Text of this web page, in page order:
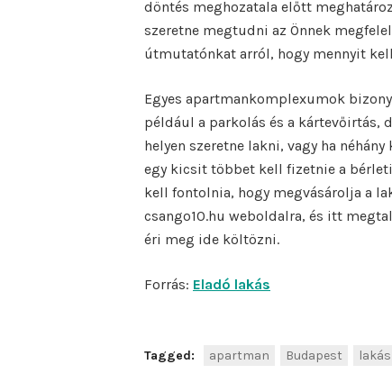
döntés meghozatala előtt
szeretne megtudni az Önnek
útmutatónkat arról, hogy mennyit
Egyes apartmankomplexumok
például a parkolás és a kártevőirtás,
helyen szeretne lakni, vagy ha
egy kicsit többet kell fizetnie a
kell fontolnia, hogy megvásárolja a
csango10.hu weboldalra, és itt
éri meg ide költözni.
Forrás: Eladó lakás
Tagged: apartman Budapest lakás